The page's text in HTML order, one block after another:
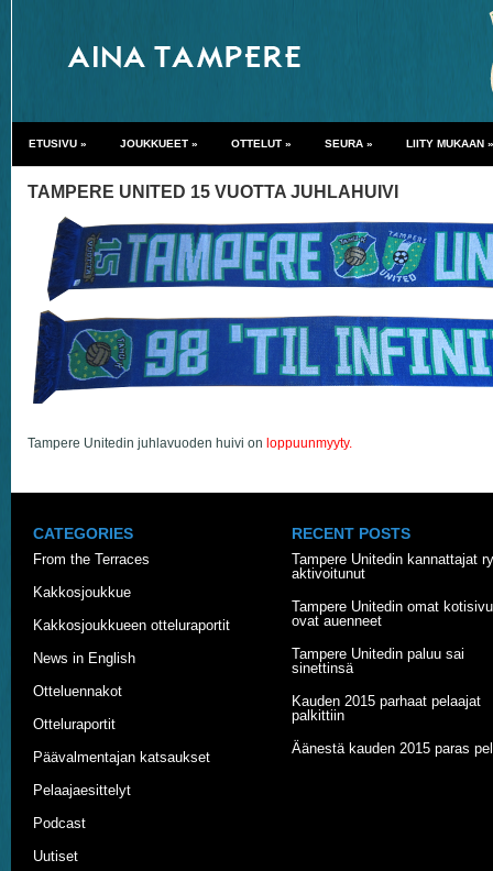
ETUSIVU » JOUKKUEET » OTTELUT » SEURA » LIITY MUKAAN »
TAMPERE UNITED 15 VUOTTA JUHLAHUIVI
Tampere Unitedin juhlavuoden huivi on loppuunmyyty.
CATEGORIES
From the Terraces
Kakkosjoukkue
Kakkosjoukkueen otteluraportit
News in English
Otteluennakot
Otteluraportit
Päävalmentajan katsaukset
Pelaajaesittelyt
Podcast
Uutiset
RECENT POSTS
Tampere Unitedin kannattajat
aktivoitunut
Tampere Unitedin omat
ovat auenneet
Tampere Unitedin paluu sai
sinettinsä
Kauden 2015 parhaat pelaajat
palkittiin
Äänestä kauden 2015 paras